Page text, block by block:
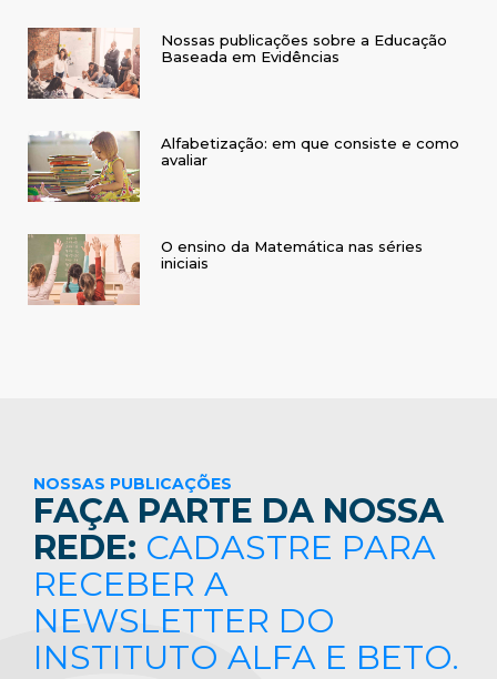
Nossas publicações sobre a Educação
Baseada em Evidências
Alfabetização: em que consiste e como
avaliar
O ensino da Matemática nas séries
iniciais
NOSSAS PUBLICAÇÕES
FAÇA PARTE DA NOSSA
REDE: CADASTRE PARA
RECEBER A
NEWSLETTER DO
INSTITUTO ALFA E BETO.